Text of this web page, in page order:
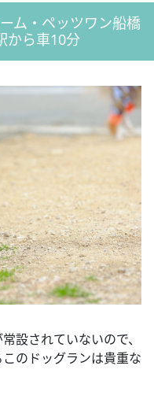
ム・ペッツワン船橋
から車10分
設されていないので、
のドッグランは貴重な